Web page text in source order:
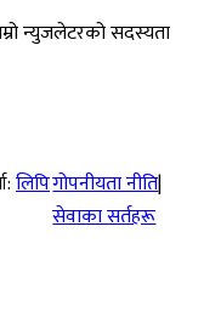
न्युजलेटरको सदस्यता
लिपिगोपनीयता नीति|
सेवाका सर्तहरू